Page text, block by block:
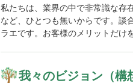
私たちは、業界の中で非常識な存
など、ひとつも無いからです。談
ラエです。お客様のメリットだけ
我々のビジョン（構